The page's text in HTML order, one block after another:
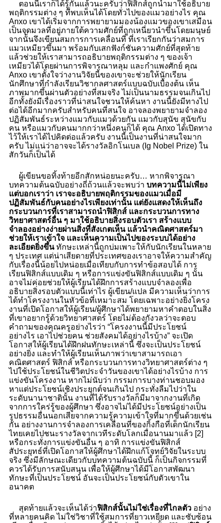
ตอนนี้เราก็ได้รู้กันแล้วนะครับว่าฟิสิกส์ถูกนำมาใช้อธิบาย
พฤติกรรมต่าง ๆ ที่พบเห็นได้โดยทั่วไปของแมวอย่างไร คุณ
Anxo เขาได้เริ่มจากการพยายามมองน้องแมวของเขาเสมือน
เป็นจุดมวลที่อยู่ภายใต้ความศักย์ที่ถูกเหนี่ยวนำขึ้นโดยมนุษย์
จากนั้นจึงเขียนสมการการเคลื่อนที่ ที่เราเรียกกันว่าสมการ
แมวเหมียวขึ้นมา พร้อมกับเสกฟังก์ชันความศักย์ที่สุดท้าย
แล้วช่วยให้เราสามารถอธิบายพฤติกรรมต่าง ๆ ของเจ้า
เหมียวได้โดยผ่านการพิจารณาหลุม และกำแพงศักย์ คุณ
Anxo เขาตั้งใจว่างานวิจัยนี้ของเขาจะช่วยให้นักเรียน
นักศึกษาที่กำลังเรียนวิชากลศาสตร์แบบฉบับเบื้องต้น เห็น
ภาพมากขึ้นผ่านตัวอย่างที่สมจริง ไม่เป็นนามธรรมจนเกินไป
อีกทั้งยังมีเรื่องราวที่น่าสนใจชวนให้ค้นหา งานนี้ยังมีทางไป
ต่อได้อีกมากครับสำหรับคนที่สนใจ อาจลองพยายามจำลอง
ปฏิสัมพันธ์ระหว่างแมวกับแมวด้วยกัน แมวกับสุนัข สุนัขกับ
คน หรือแมวกับคนมากกว่าหนึ่งคนก็ได้ คุณ Anxo ได้เปิดทาง
ไว้ให้เราได้ไปคิดต่อแล้วครับ งานนี้เป็นงานที่น่าสนใจมาก
ครับ ไม่แน่ว่าอาจจะได้รางวัลอิกโนเบล (Ig Nobel Prize) ใน
สักวันก็เป็นได้
ผู้เขียนขอทิ้งท้ายอีกสักหน่อยนะครับ… หากพิจารณา
บทความต้นฉบับอย่างถี่ถ้วนแล้วจะพบว่า บทความนี้ไม่เพียง
แต่บอกเราว่า เราจะอธิบายพฤติกรรมของแมวเมื่อมี
ปฏิสัมพันธ์กับคนอย่างไรเพียงเท่านั้น แต่ยังแสดงให้เห็นถึง
กระบวนการที่เราสามารถนำฟิสิกส์ และกระบวนการทาง
วิทยาศาสตร์อื่น ๆ มาใช้อธิบายสิ่งรอบตัวเรา สร้างแบบ
จำลองอย่างง่ายผ่านสิ่งที่สังเกตเห็น แล้วนำคณิตศาสตร์มา
ช่วยให้เราเข้าใจ และเห็นความเป็นไปของระบบได้อย่าง
ละเอียดยิ่งขึ้นทักษะเหล่านี้ถูกบ่มเพาะให้กับนักเรียนในหลาย
ๆ ประเทศ แต่น่าเสียดายที่ประเทศของเราอาจให้ความสำคัญ
กับเรื่องนี้น้อยไปหน่อยเมื่อเทียบกับการทำข้อสอบได้ การ
เรียนฟิสิกส์แบบเดิม ๆ หรือการแข่งขันฟิสิกส์แบบเดิม ๆ นั้น
อาจไม่ค่อยช่วยให้ผู้เรียนได้ฝึกการสร้างแบบจำลองเพื่อ
อธิบายสิ่งรอบตัวแบบนี้เท่าไร ผู้เขียน/แปล มีความเห็นว่าการ
ได้ทำโครงงานในหัวข้อที่เหมาะสม โดยเฉพาะอย่างยิ่งโครง
งานที่เปิดโอกาสให้ผู้เรียน/ผู้ศึกษาได้พยายามหาคำตอบในสิ่ง
ที่เขาอยากรู้ด้วยวิทยาศาสตร์ โดยไม่ต้องกังวลว่าจะตอบ
คำถามของคุณครูอย่างไรว่า “โครงงานนี้มีประโยชน์
อย่างไร เอาไปช่วยคน ช่วยสังคมได้อย่างไรบ้าง” จะเปิด
โอกาสให้ผู้เรียนได้ฝึกฝนทักษะเหล่านี้ ซึ่งจะเป็นประโยชน์
อย่างยิ่ง และทำให้ผู้เรียนเห็นภาพว่าเขาสามารถเอา
คณิตศาสตร์ ฟิสิกส์ หรือกระบวนการทางวิทยาศาสตร์ต่าง ๆ
ไปใช้ประโยชน์ในชีวิตประจำวันของเขาได้อย่างไรบ้าง การ
แข่งขันโครงงาน หากไม่นับว่า กรรมการบางท่านชอบมอง
หาแต่ประโยชน์เชิงประยุกต์จนเกินไป กระทั่งลืมไปว่าใน
ระดับนานาชาตินั้น งานที่ได้รับรางวัลก็มีมาจากงานที่เกิด
จากการใคร่รู้ของผู้ศึกษา ซึ่งอาจไม่ได้มีประโยชน์อย่างเป็น
รูปธรรมอื่นนอกเสียจากความรู้ความเข้าใจที่มากขึ้นด้วยเช่น
กัน อย่างงานการจำลองการเคลื่อนที่ของกิ้งกือที่เด็กนักเรียน
ไทยเคยไปชนะรางวัลจากเวทีระดับโลกเมื่อนานมาแล้ว [2]
หรือกระทั่งการแข่งขันอื่น ๆ อาทิ การแข่งขันฟิสิกส์
สัประยุทธ์ที่เปิดโอกาสให้ผู้ศึกษาได้ฝึกแก้โจทย์วิจัยในระบบ
จริง ซึ่งมีลักษณะเดียวกับบทความต้นฉบับนี้ ก็เป็นกิจกรรมที่
ควรได้รับการสนับสนุน เพื่อให้ผู้ศึกษาได้มีโอกาสพัฒนา
ทักษะที่เป็นประโยชน์ อันจะเป็นประโยชน์กับตัวเขาใน
อนาคต
สุดท้ายแล้วจะเห็นได้ว่าฟิสิกส์นั้นไม่ใช่เรื่องที่ไกลตัวอย่าง
ที่หลายคนคิด ไม่ใช่วิชาที่ใช้สมการที่ยาวเหยียด และซับซ้อน